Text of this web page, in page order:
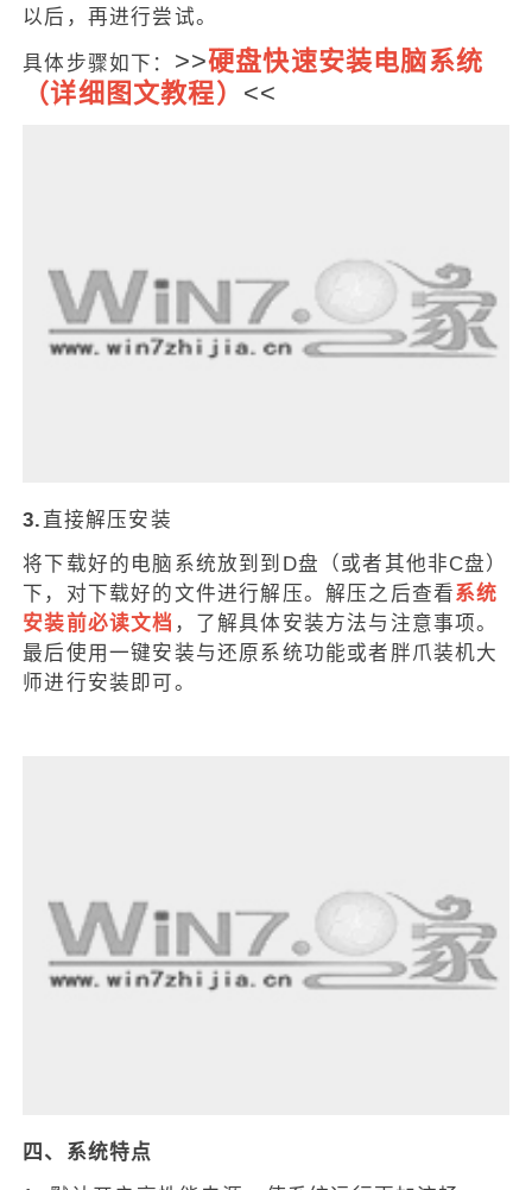
以后，再进行尝试。
具体步骤如下： >>硬盘快速安装电脑系统
（详细图文教程） <<
3. 直接解压安装
将下载好的电脑系统放到到D盘（或者其他非C盘）
下，对下载好的文件进行解压。解压之后查看系统
安装前必读文档 ，了解具体安装方法与注意事项。
最后使用一键安装与还原系统功能或者胖爪装机大
师进行安装即可。
四、系统特点